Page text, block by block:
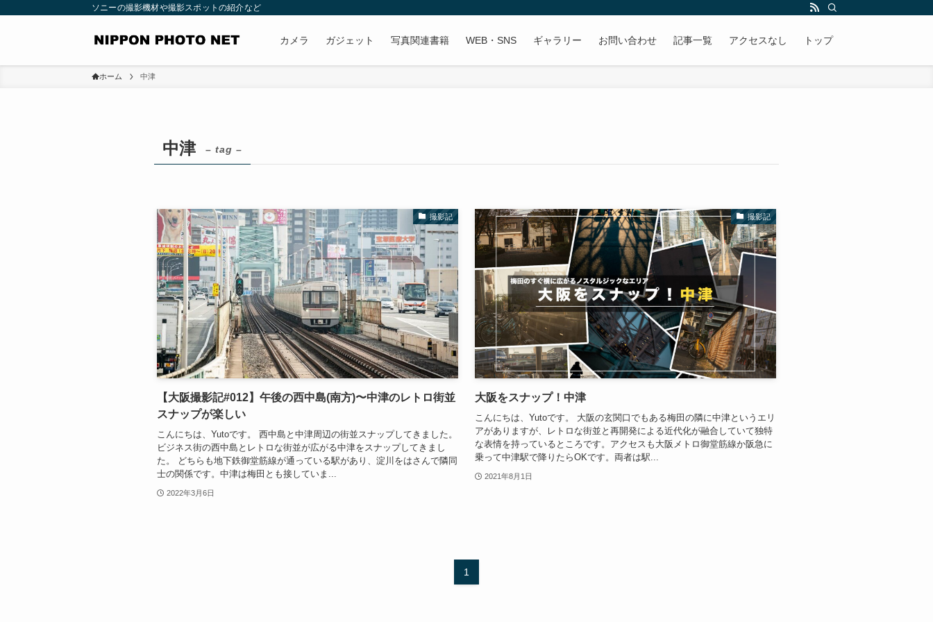
ソニーの撮影機材や撮影スポットの紹介など
カメラ ガジェット 写真関連書籍 WEB・SNS ギャラリー お問い合わせ 記事一覧 アクセスなし トップ
ホーム 中津
中津 – tag –
撮影記
【大阪撮影記#012】午後の西中島(南方)〜中津のレトロ街並
スナップが楽しい
こんにちは、Yutoです。 西中島と中津周辺の街並スナップしてきました。
ビジネス街の西中島とレトロな街並が広がる中津をスナップしてきまし
た。 どちらも地下鉄御堂筋線が通っている駅があり、淀川をはさんで隣同
士の関係です。中津は梅田とも接していま...
2022年3月6日
撮影記
大阪をスナップ！中津
こんにちは、Yutoです。 大阪の玄関口でもある梅田の隣に中津というエリ
アがありますが、レトロな街並と再開発による近代化が融合していて独特
な表情を持っているところです。アクセスも大阪メトロ御堂筋線か阪急に
乗って中津駅で降りたらOKです。両者は駅...
2021年8月1日
1